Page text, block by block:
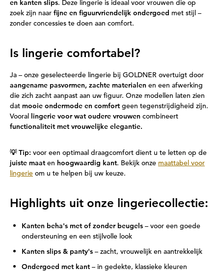
en kanten slips. Deze lingerie is ideaal voor vrouwen die op
zoek zijn naar fijne en figuurvriendelijk ondergoed met stijl –
zonder concessies te doen aan comfort.
Is lingerie comfortabel?
Ja – onze geselecteerde lingerie bij GOLDNER overtuigt door
aangename pasvormen, zachte materialen en een afwerking
die zich zacht aanpast aan uw figuur. Onze modellen laten zien
dat mooie ondermode en comfort geen tegenstrijdigheid zijn.
Vooral lingerie voor wat oudere vrouwen combineert
functionaliteit met vrouwelijke elegantie.
💡 Tip: voor een optimaal draagcomfort dient u te letten op de
juiste maat en hoogwaardig kant. Bekijk onze maattabel voor
lingerie om u te helpen bij uw keuze.
Highlights uit onze lingeriecollectie:
Kanten beha's met of zonder beugels – voor een goede
ondersteuning en een stijlvolle look
Kanten slips & panty's – zacht, vrouwelijk en aantrekkelijk
Ondergoed met kant – in gedekte, klassieke kleuren